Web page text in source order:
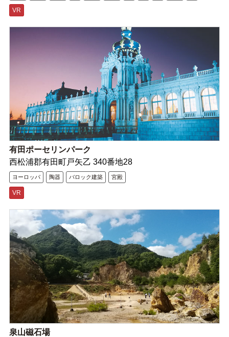
VR
有田ポーセリンパーク
西松浦郡有田町戸矢乙 340番地28
ヨーロッパ 陶器 バロック建築 宮殿
VR
泉山磁石場